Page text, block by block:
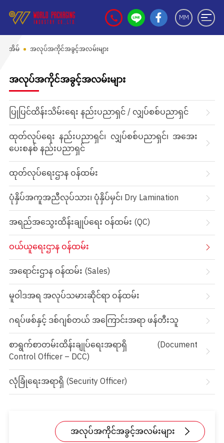
MM
အိမ် အလုပ်အကိုင်အခွင့်အလမ်းများ
အလုပ်အကိုင်အခွင့်အလမ်းများ
ပြုပြင်ထိန်းသိမ်းရေး နည်းပညာရှင် / လျှပ်စစ်ပညာရှင်
ထုတ်လုပ်ရေး နည်းပညာရှင်၊ လျှပ်စစ်ပညာရှင်၊ အအေး
ပေးစနစ် နည်းပညာရှင်
ထုတ်လုပ်ရေးဌာန ဝန်ထမ်း
ပုံနှိပ်အကူအညီလုပ်သား၊ ပုံနှိပ်မှင်၊ Dry Lamination
အရည်အသွေးထိန်းချုပ်ရေး ဝန်ထမ်း (QC)
ဝယ်ယူရေးဌာန ဝန်ထမ်း
အရောင်းဌာန ဝန်ထမ်း (Sales)
မူဝါဒအရ အလုပ်သမားဆိုင်ရာ ဝန်ထမ်း
ဂရပ်ဖစ်နှင့် ဒစ်ဂျစ်တယ် အကြောင်းအရာ ဖန်တီးသူ
စာရွက်စာတမ်းထိန်းချုပ်ရေးအရာရှိ (Document
Control Officer – DCC)
လုံခြုံရေးအရာရှိ (Security Officer)
အလုပ်အကိုင်အခွင့်အလမ်းများ